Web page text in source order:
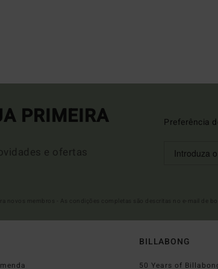
PRIMEIRA
e ofertas
Preferência
BILLABONG
50 Years of